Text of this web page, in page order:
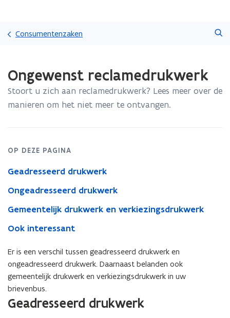
gaan
Consumentenzaken
met
laden.
bevindt
reclamedrukwerk
Ongewenst reclamedrukwerk
Stoort u zich aan reclamedrukwerk? Lees meer over de
manieren om het niet meer te ontvangen.
OP DEZE PAGINA
Geadresseerd drukwerk
Ongeadresseerd drukwerk
Gemeentelijk drukwerk en verkiezingsdrukwerk
Ook interessant
Er is een verschil tussen geadresseerd drukwerk en
ongeadresseerd drukwerk. Daarnaast belanden ook
gemeentelijk drukwerk en verkiezingsdrukwerk in uw
brievenbus.
Geadresseerd drukwerk